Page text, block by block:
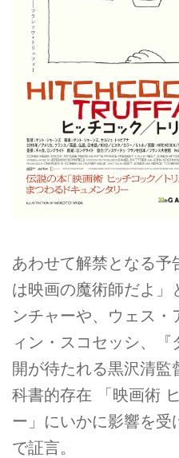
あわせて解禁となる予
は映画の魔術師だよ」
ンチャーや、ウェス
ィン・スコセッシ、
開が待たれる黒沢清監
科書的存在 「映画術
ー」にいかに影響を受
で証言。